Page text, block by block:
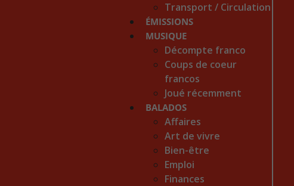
Transport / Circulation
ÉMISSIONS
MUSIQUE
Décompte franco
Coups de coeur
francos
Joué récemment
BALADOS
Affaires
Art de vivre
Bien-être
Emploi
Finances